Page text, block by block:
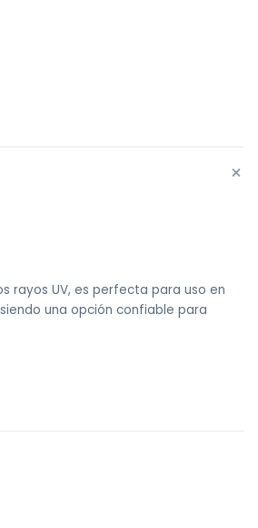
+
rayos UV, es perfecta para uso en
una opción confiable para